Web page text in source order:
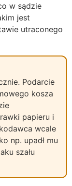
w sądzie
jest
utraconego
Podarcie
kosza
papieru i
wcale
np. upadł mu
szału